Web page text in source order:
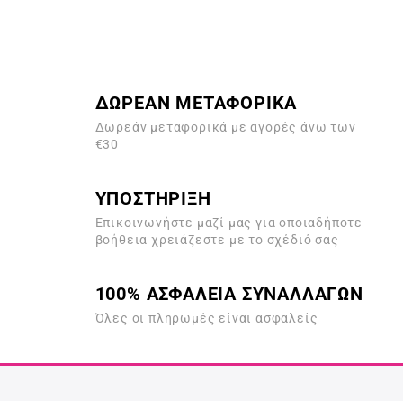
ΔΩΡΕΑΝ ΜΕΤΑΦΟΡΙΚΑ
Δωρεάν μεταφορικά με αγορές άνω των
€30
ΥΠΟΣΤΗΡΙΞΗ
Επικοινωνήστε μαζί μας για οποιαδήποτε
βοήθεια χρειάζεστε με το σχέδιό σας
100% ΑΣΦΑΛΕΙΑ ΣΥΝΑΛΛΑΓΩΝ
Όλες οι πληρωμές είναι ασφαλείς